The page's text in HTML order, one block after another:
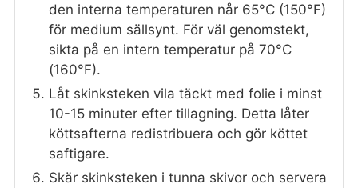
den interna temperaturen når 65°C (150°F)
för medium sällsynt. För väl genomstekt,
sikta på en intern temperatur på 70°C
(160°F).
Låt skinksteken vila täckt med folie i minst
10-15 minuter efter tillagning. Detta låter
köttsafterna redistribuera och gör köttet
saftigare.
Skär skinksteken i tunna skivor och servera